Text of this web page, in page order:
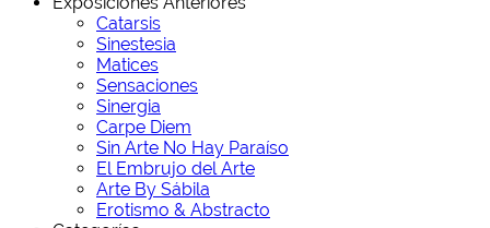
Catarsis
Sinestesia
Matices
Sensaciones
Sinergia
Carpe Diem
Sin Arte No Hay Paraíso
El Embrujo del Arte
Arte By Sábila
Erotismo & Abstracto